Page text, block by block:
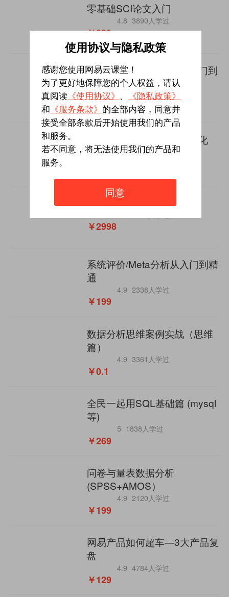
零基础SCI论文入门
4.8 3890人学过
￥999
Python基础库Numpy从入门到
实战
5 4340人学过
￥79
Python 实战数据分析可视化
4.9 4334人学过
高等数学速成课
￥2998
系统评价/Meta分析从入门到精
通
4.9 2338人学过
￥199
数据分析思维案例实战（思维
篇）
4.9 3361人学过
￥0.1
全民一起用SQL基础篇 (mysql
等)
5 1838人学过
￥269
问卷与量表数据分析
(SPSS+AMOS）
4.9 2120人学过
￥199
网易产品如何超车—3大产品复
盘
4.9 4784人学过
￥129
使用协议与隐私政策
感谢您使用网易云课堂！
为了更好地保障您的个人权益，请认
真阅读 《使用协议》 、
《隐私政策》
和 《服务条款》 的全部内容，同意并
接受全部条款后开始使用我们的产品
和服务。
若不同意，将无法使用我们的产品和
服务。
同意